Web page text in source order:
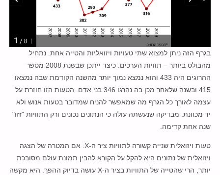
בגרף הזה ניתן למצוא שתי טעויות ויזואליות והטייה אחת. נתחיל
מהבולט ביותר – תוויות הערכים. כיצד ייתכן שבשנת 2008 מספר
ההרוגים היה 433 והוא נמצא נמוך יותר מהשנה הקודמת שבה נמצאו
415 ובשנה שלאחר מכן בה נהרגו 346 בני אדם. הטעות הזו חוזרת על
עצמה לאורך כל הגרף מה שמאפשר להניח שמדובר בטעות אנוש ולא
יד מכוונת. מבדיקה שנעשתה עולה כי הנתונים נכונים ורק התוויות "זזו"
שנה אחת קדימה.
טעות ויזואלית שנייה קשורה לתוויות ציר ה-X. אם המטרה של הצגה
ויזואלית של נתונים היא להקל על הקורא להבין תמונת עולם מסובכת
יותר, הרי שהטייה של התוויות בציר ה-X עושה בדיוק ההפך. היא מקשה